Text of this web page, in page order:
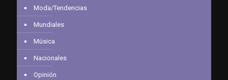
Moda/Tendencias
Mundiales
Música
Nacionales
Opinión